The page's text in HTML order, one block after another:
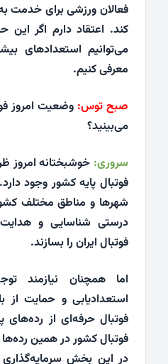
فعالان ورزشی برای خدمت
کند. اعتقاد دارم اگر این
می‌توانیم استعدادهای
معرفی کنیم.
صبح توس: وضعیت امروز
می‌بینید؟
سروری: خوشبختانه امروز
فوتبال پایه کشور وجود
شهرها و مناطق مختلف
درستی شناسایی و هدایت
فوتبال ایران را بسازند.
اما همچنان نیازمند
استعدادیابی و حمایت از
فوتبال حرفه‌ای از رده‌های
فوتبال کشور در همین
در این بخش